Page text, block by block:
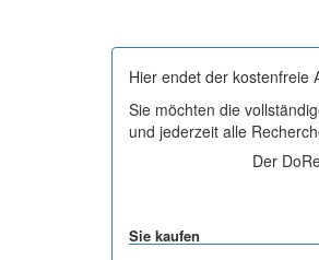
Hier endet der kostenfreie
Sie möchten die
und jederzeit alle
Der
Sie kaufen